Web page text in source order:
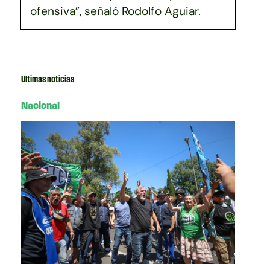
ofensiva”, señaló Rodolfo Aguiar.
Ultimas noticias
Nacional